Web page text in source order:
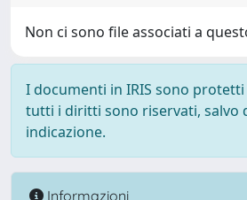
Non ci sono file associati a
I documenti in IRIS sono
tutti i diritti sono riservati, salvo
indicazione.
Informazioni